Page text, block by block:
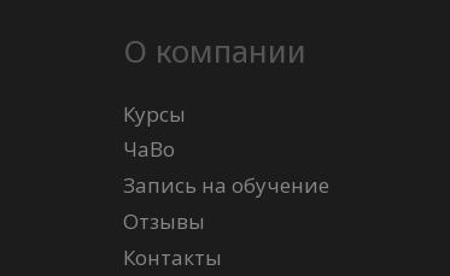
О компании
Курсы
ЧаВо
Запись на обучение
Отзывы
Контакты